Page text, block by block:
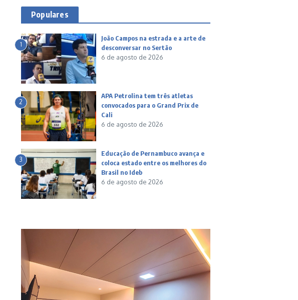
Populares
1
João Campos na estrada e a arte de
desconversar no Sertão
6 de agosto de 2026
2
APA Petrolina tem três atletas
convocados para o Grand Prix de
Cali
6 de agosto de 2026
3
Educação de Pernambuco avança e
coloca estado entre os melhores do
Brasil no Ideb
6 de agosto de 2026